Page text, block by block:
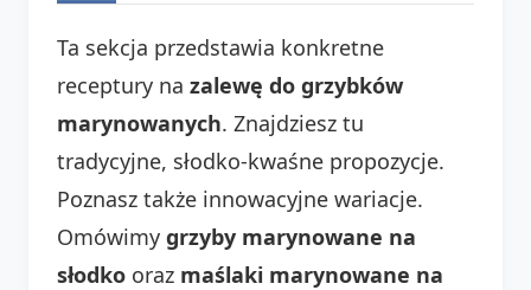
Ta sekcja przedstawia konkretne
receptury na zalewę do grzybków
marynowanych. Znajdziesz tu
tradycyjne, słodko-kwaśne propozycje.
Poznasz także innowacyjne wariacje.
Omówimy grzyby marynowane na
słodko oraz maślaki marynowane na